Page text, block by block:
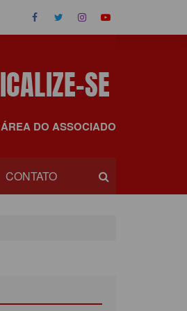
ÁREA DO ASSOCIADO
CONTATO